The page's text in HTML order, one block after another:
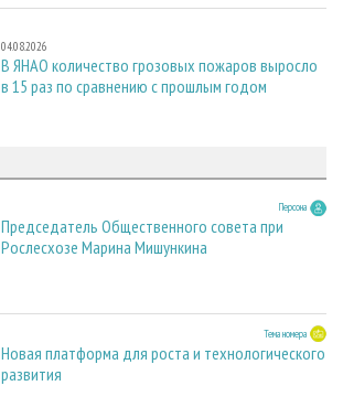
04.08.2026
В ЯНАО количество грозовых пожаров выросло
в 15 раз по сравнению с прошлым годом
Персона
Председатель Общественного совета при
Рослесхозе Марина Мишункина
Тема номера
Новая платформа для роста и технологического
развития